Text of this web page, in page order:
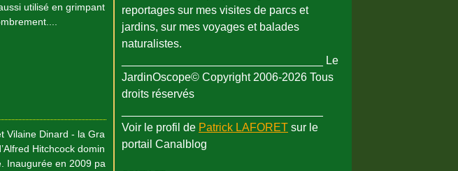
utilisé en grimpant
Vilaine Dinard - la Gra
Hitchcock domin
Inaugurée en 2009 pa
reportages sur mes visites de parcs et
jardins, sur mes voyages et balades
naturalistes.
________________________________ Le
JardinOscope© Copyright 2006-2026 Tous
droits réservés
Voir le profil de Patrick LAFORET sur le
portail Canalblog